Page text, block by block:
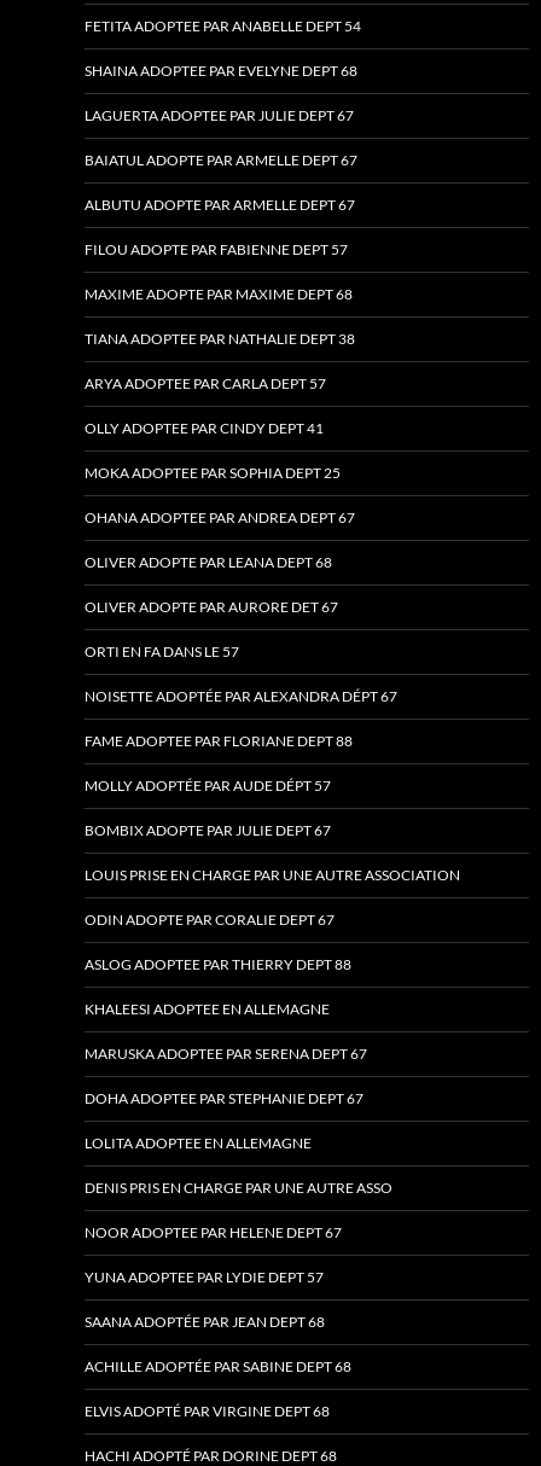
FETITA ADOPTEE PAR ANABELLE DEPT 54
SHAINA ADOPTEE PAR EVELYNE DEPT 68
LAGUERTA ADOPTEE PAR JULIE DEPT 67
BAIATUL ADOPTE PAR ARMELLE DEPT 67
ALBUTU ADOPTE PAR ARMELLE DEPT 67
FILOU ADOPTE PAR FABIENNE DEPT 57
MAXIME ADOPTE PAR MAXIME DEPT 68
TIANA ADOPTEE PAR NATHALIE DEPT 38
ARYA ADOPTEE PAR CARLA DEPT 57
OLLY ADOPTEE PAR CINDY DEPT 41
MOKA ADOPTEE PAR SOPHIA DEPT 25
OHANA ADOPTEE PAR ANDREA DEPT 67
OLIVER ADOPTE PAR LEANA DEPT 68
OLIVER ADOPTE PAR AURORE DET 67
ORTI EN FA DANS LE 57
NOISETTE ADOPTÉE PAR ALEXANDRA DÉPT 67
FAME ADOPTEE PAR FLORIANE DEPT 88
MOLLY ADOPTÉE PAR AUDE DÉPT 57
BOMBIX ADOPTE PAR JULIE DEPT 67
LOUIS PRISE EN CHARGE PAR UNE AUTRE ASSOCIATION
ODIN ADOPTE PAR CORALIE DEPT 67
ASLOG ADOPTEE PAR THIERRY DEPT 88
KHALEESI ADOPTEE EN ALLEMAGNE
MARUSKA ADOPTEE PAR SERENA DEPT 67
DOHA ADOPTEE PAR STEPHANIE DEPT 67
LOLITA ADOPTEE EN ALLEMAGNE
DENIS PRIS EN CHARGE PAR UNE AUTRE ASSO
NOOR ADOPTEE PAR HELENE DEPT 67
YUNA ADOPTEE PAR LYDIE DEPT 57
SAANA ADOPTÉE PAR JEAN DEPT 68
ACHILLE ADOPTÉE PAR SABINE DEPT 68
ELVIS ADOPTÉ PAR VIRGINE DEPT 68
HACHI ADOPTÉ PAR DORINE DEPT 68